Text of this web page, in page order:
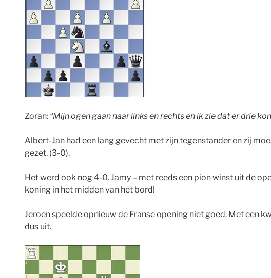
Zoran: “Mijn ogen gaan naar links en rechts en ik zie dat er drie
Albert-Jan had een lang gevecht met zijn tegenstander en zij
gezet. (3-0).
Het werd ook nog 4-0. Jamy – met reeds een pion winst uit de
koning in het midden van het bord!
Jeroen speelde opnieuw de Franse opening niet goed. Met een
dus uit.